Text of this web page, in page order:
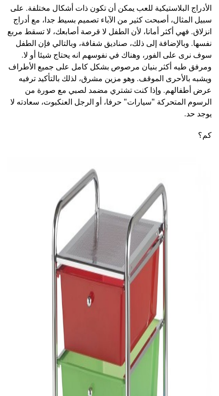
الأدراج البلاستيكية للعب يمكن أن تكون ذات أشكال مختلفة. على
سبيل المثال، أصبحت كثير من الآباء تصميم بسيط جدا، مع أدراج
انزلاق. فهي أكثر أمانا، لأن الطفل لا قرصة أصابعك، لا تسقط مربع
نفسها. وبالإضافة إلى ذلك، صناديق شفافة، وبالتالي فإن الطفل
سوف نرى على الفور، وهناك في نفوسهم انه يحتاج شيئا أو لا.
ومرفق طيه أكثر بنيان مرصوص بشكل كامل على جميع الأطراف
ويشبه بالأحرى الموقف. وهو مزين مشرق، لذلك بالتأكيد ترفيه
عرض أطفالهم. وإذا كنت تشتري مضمد لصبي مع صورة من
الرسوم المتحركة "سيارات" حرفا، أو الرجل العنكبوت، سعادته لا
يوجد حد.
كم؟